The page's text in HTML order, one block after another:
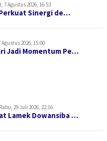
7 Agustus 2026, 16:53
Sinergi de…
2026, 15:00
Jadi Momentum Pe…
Rabu, 29 Juli 2026, 22:16
Lamek Dowansiba …